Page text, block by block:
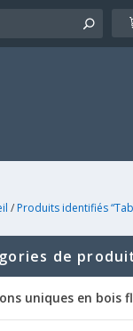
/ Produits identifiés
de
uniques en bois